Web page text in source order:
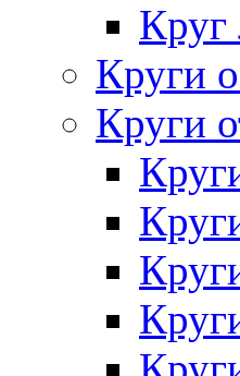
Круг
Круги
Круги